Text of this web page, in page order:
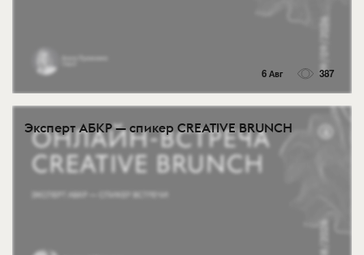
6 Авг 387
Эксперт АБКР — спикер CREATIVE BRUNCH